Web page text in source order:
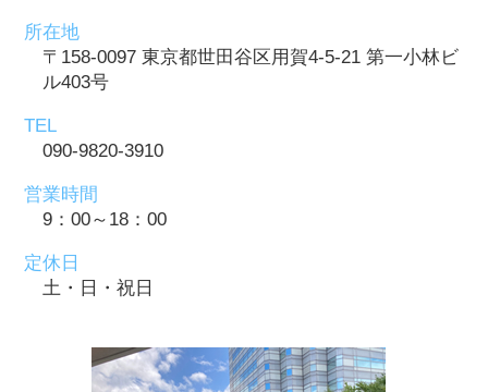
所在地
〒158-0097 東京都世田谷区用賀4-5-21 第一小林ビ
ル403号
TEL
090-9820-3910
営業時間
9：00～18：00
定休日
土・日・祝日